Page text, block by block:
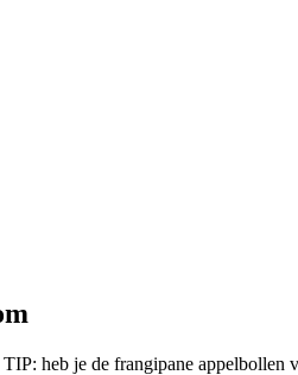
heb je de frangipane appelbollen